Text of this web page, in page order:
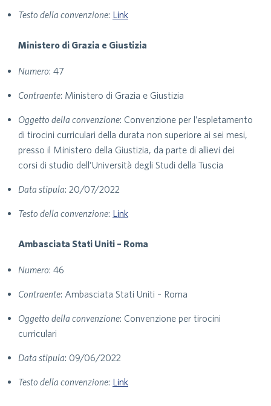
Testo della convenzione: Link
Ministero di Grazia e Giustizia
Numero: 47
Contraente: Ministero di Grazia e Giustizia
Oggetto della convenzione: Convenzione per l’espletamento
di tirocini curriculari della durata non superiore ai sei mesi,
presso il Ministero della Giustizia, da parte di allievi dei
corsi di studio dell’Università degli Studi della Tuscia
Data stipula: 20/07/2022
Testo della convenzione: Link
Ambasciata Stati Uniti – Roma
Numero: 46
Contraente: Ambasciata Stati Uniti – Roma
Oggetto della convenzione: Convenzione per tirocini
curriculari
Data stipula: 09/06/2022
Testo della convenzione: Link